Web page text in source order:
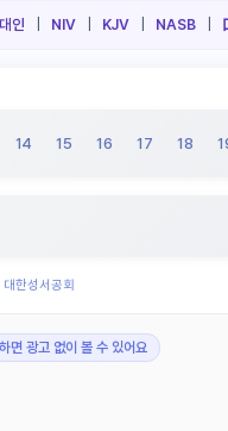
인 NIV KJV NASB
14 15 16 17 18
대한성서공회
면 광고 없이 볼 수 있어요